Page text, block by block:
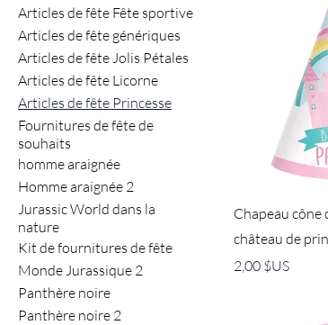
Articles de fête Fête sportive
Articles de fête génériques
Articles de fête Jolis Pétales
Articles de fête Licorne
Articles de fête Princesse
Fournitures de fête de
souhaits
homme araignée
Homme araignée 2
Jurassic World dans la
nature
Kit de fournitures de fête
Monde Jurassique 2
Panthère noire
Panthère noire 2
Chapeau
château de
Prix
2,00 $US